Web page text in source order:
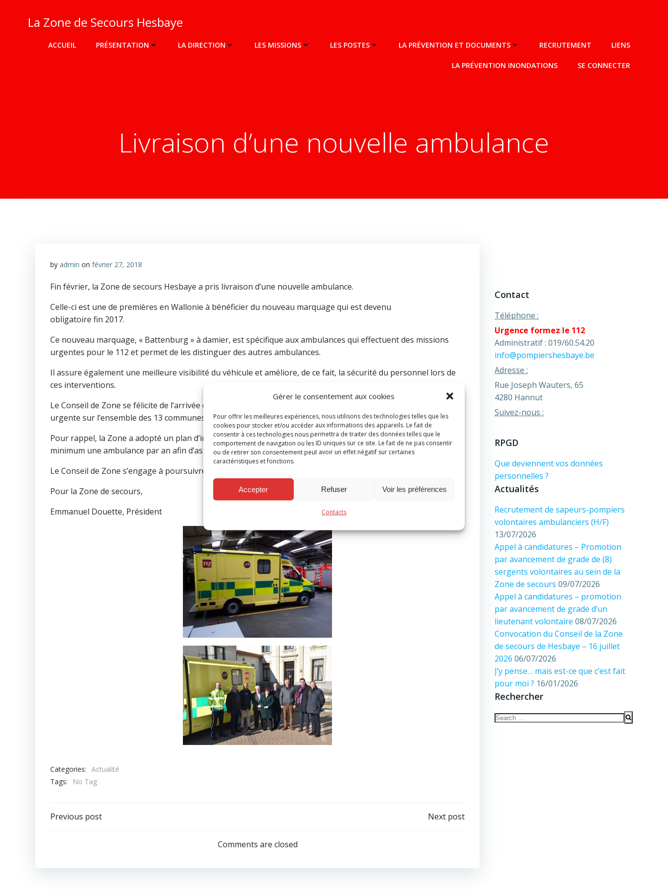
Gérer le consentement aux cookies
Pour offrir les meilleures expériences, nous utilisons des technologies telles que les
cookies pour stocker et/ou accéder aux informations des appareils. Le fait de
consentir à ces technologies nous permettra de traiter des données telles que le
comportement de navigation ou les ID uniques sur ce site. Le fait de ne pas consentir
ou de retirer son consentement peut avoir un effet négatif sur certaines
caractéristiques et fonctions.
Accepter Refuser Voir les préférences
Contacts
contenuLa Zone de Secours Hesbaye
ACCUEIL PRÉSENTATION LA DIRECTION LES MISSIONS LES POSTES LA PRÉVENTION ET DOCUMENTS RECRUTEMENT LIENS
LA PRÉVENTION INONDATIONS SE CONNECTER
Livraison d’une nouvelle ambulance
by admin on février 27, 2018
Fin février, la Zone de secours Hesbaye a pris livraison d’une nouvelle ambulance.
Celle-ci est une de premières en Wallonie à bénéficier du nouveau marquage qui est devenu
obligatoire fin 2017.
Ce nouveau marquage, « Battenburg » à damier, est spécifique aux ambulances qui effectuent des missions
urgentes pour le 112 et permet de les distinguer des autres ambulances.
Il assure également une meilleure visibilité du véhicule et améliore, de ce fait, la sécurité du personnel lors de
ces interventions.
Le Conseil de Zone se félicite de l’arrivée de ce nouveau véhicule qui contribuera à assurer l’aide médicale
urgente sur l’ensemble des 13 communes de la Zone.
Pour rappel, la Zone a adopté un plan d’investissement qui va jusqu’en 2033 et qui prévoit l’acquisition de
minimum une ambulance par an afin d’assurer un service de qualité aux habitants.
Le Conseil de Zone s’engage à poursuivre son action à l’avenir au bénéfice de toute la population.
Pour la Zone de secours,
Emmanuel Douette, Président
Categories: Actualité
Tags:
No Tag
Post
Previous post
navigation
Next post
Comments are closed
Contact
Téléphone :
Urgence formez le 112
Administratif : 019/60.54.20
info@pompiershesbaye.be
Adresse :
Rue Joseph Wauters, 65
4280 Hannut
Suivez-nous :
RPGD
Que deviennent vos données
personnelles ?
Actualités
Recrutement de sapeurs-pompiers
volontaires ambulanciers (H/F)
13/07/2026
Appel à candidatures – Promotion
par avancement de grade de (8)
sergents volontaires au sein de la
Zone de secours 09/07/2026
Appel à candidatures – promotion
par avancement de grade d’un
lieutenant volontaire 08/07/2026
Convocation du Conseil de la Zone
de secours de Hesbaye – 16 juillet
2026 06/07/2026
J’y pense… mais est-ce que c’est fait
pour moi ? 16/01/2026
Rechercher
Search